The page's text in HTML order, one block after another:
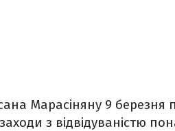
Марасіняну 9 березня
з відвідуваністю